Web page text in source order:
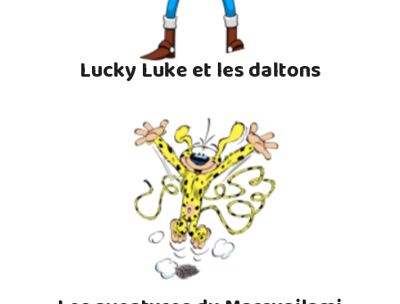
Lucky Luke et les daltons